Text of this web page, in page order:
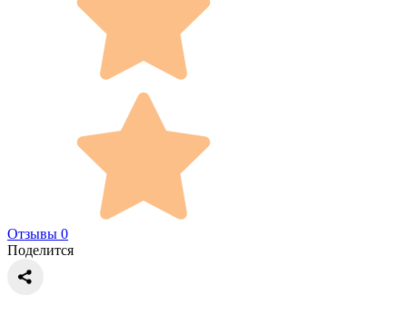
Отзывы 0
Поделится